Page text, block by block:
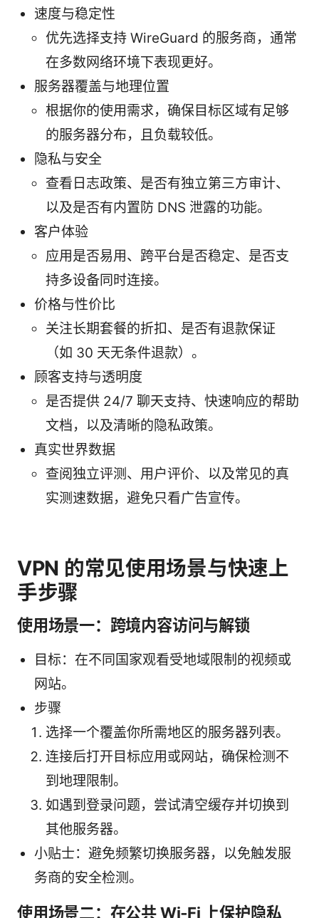
速度与稳定性
优先选择支持 WireGuard 的服务商，通常
在多数网络环境下表现更好。
服务器覆盖与地理位置
根据你的使用需求，确保目标区域有足够
的服务器分布，且负载较低。
隐私与安全
查看日志政策、是否有独立第三方审计、
以及是否有内置防 DNS 泄露的功能。
客户体验
应用是否易用、跨平台是否稳定、是否支
持多设备同时连接。
价格与性价比
关注长期套餐的折扣、是否有退款保证
（如 30 天无条件退款）。
顾客支持与透明度
是否提供 24/7 聊天支持、快速响应的帮助
文档，以及清晰的隐私政策。
真实世界数据
查阅独立评测、用户评价、以及常见的真
实测速数据，避免只看广告宣传。
VPN 的常见使用场景与快速上
手步骤
使用场景一：跨境内容访问与解锁
目标：在不同国家观看受地域限制的视频或
网站。
步骤
选择一个覆盖你所需地区的服务器列表。
连接后打开目标应用或网站，确保检测不
到地理限制。
如遇到登录问题，尝试清空缓存并切换到
其他服务器。
小贴士：避免频繁切换服务器，以免触发服
务商的安全检测。
使用场景二：在公共 Wi‑Fi 上保护隐私